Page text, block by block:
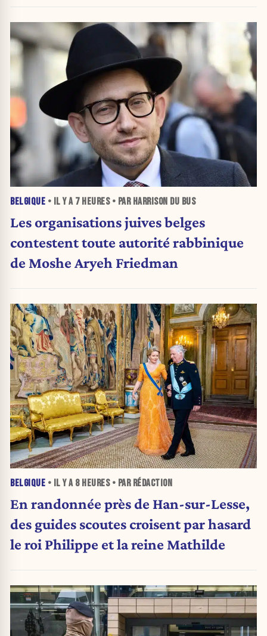
BELGIQUE • IL Y A 7 HEURES• PAR HARRISON DU BUS
Les organisations juives belges
contestent toute autorité rabbinique
de Moshe Aryeh Friedman
BELGIQUE • IL Y A 8 HEURES• PAR RÉDACTION
En randonnée près de Han-sur-Lesse,
des guides scoutes croisent par hasard
le roi Philippe et la reine Mathilde